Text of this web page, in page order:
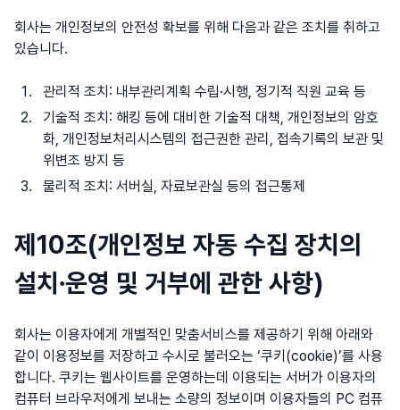
회사는 개인정보의 안전성 확보를 위해 다음과 같은 조치를 취하고
있습니다.
관리적 조치: 내부관리계획 수립·시행, 정기적 직원 교육 등
기술적 조치: 해킹 등에 대비한 기술적 대책, 개인정보의 암호
화, 개인정보처리시스템의 접근권한 관리, 접속기록의 보관 및
위변조 방지 등
물리적 조치: 서버실, 자료보관실 등의 접근통제
제10조(개인정보 자동 수집 장치의
설치∙운영 및 거부에 관한 사항)
회사는 이용자에게 개별적인 맞춤서비스를 제공하기 위해 아래와
같이 이용정보를 저장하고 수시로 불러오는 ‘쿠키(cookie)’를 사용
합니다. 쿠키는 웹사이트를 운영하는데 이용되는 서버가 이용자의
컴퓨터 브라우저에게 보내는 소량의 정보이며 이용자들의 PC 컴퓨